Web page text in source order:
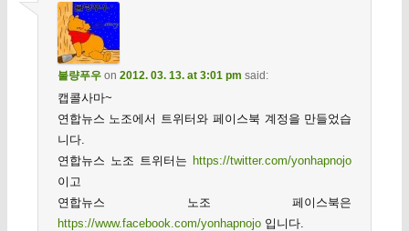
불량푸우on 2012. 03. 13. at 3:01 pm said:
캡콜사마~
연합뉴스 노조에서 트위터와 페이스북 계정을 만들었습
니다.
연합뉴스 노조 트위터는 https://twitter.com/yonhapnojo
이고
연합뉴스 노조 페이스북은
https://www.facebook.com/yonhapnojo입니다.